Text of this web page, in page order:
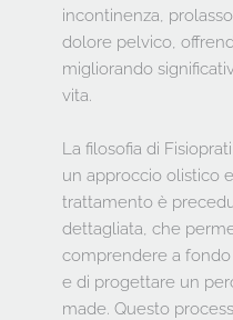
incontinenza,
dolore pelvico,
migliorando
vita.
La filosofia di
un approccio olistico
trattamento è
dettagliata, che
comprendere a
e di progettare un
made. Questo